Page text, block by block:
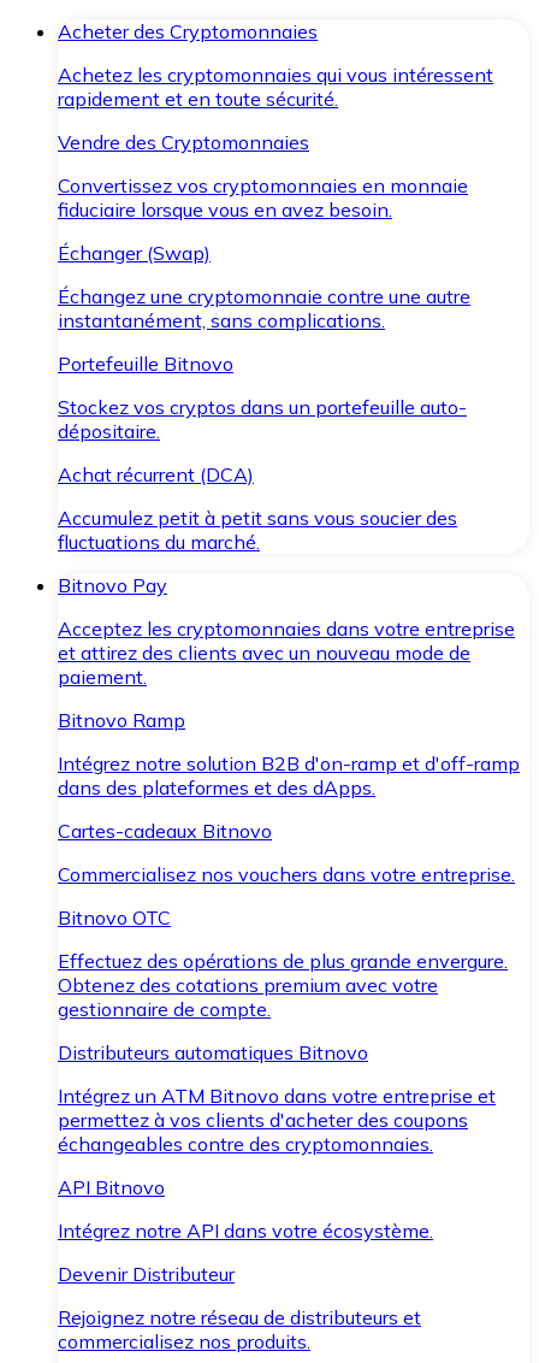
Acheter des Cryptomonnaies
Achetez les cryptomonnaies qui vous intéressent
rapidement et en toute sécurité.
Vendre des Cryptomonnaies
Convertissez vos cryptomonnaies en monnaie
fiduciaire lorsque vous en avez besoin.
Échanger (Swap)
Échangez une cryptomonnaie contre une autre
instantanément, sans complications.
Portefeuille Bitnovo
Stockez vos cryptos dans un portefeuille auto-
dépositaire.
Achat récurrent (DCA)
Accumulez petit à petit sans vous soucier des
fluctuations du marché.
Bitnovo Pay
Acceptez les cryptomonnaies dans votre entreprise
et attirez des clients avec un nouveau mode de
paiement.
Bitnovo Ramp
Intégrez notre solution B2B d'on-ramp et d'off-ramp
dans des plateformes et des dApps.
Cartes-cadeaux Bitnovo
Commercialisez nos vouchers dans votre entreprise.
Bitnovo OTC
Effectuez des opérations de plus grande envergure.
Obtenez des cotations premium avec votre
gestionnaire de compte.
Distributeurs automatiques Bitnovo
Intégrez un ATM Bitnovo dans votre entreprise et
permettez à vos clients d'acheter des coupons
échangeables contre des cryptomonnaies.
API Bitnovo
Intégrez notre API dans votre écosystème.
Devenir Distributeur
Rejoignez notre réseau de distributeurs et
commercialisez nos produits.